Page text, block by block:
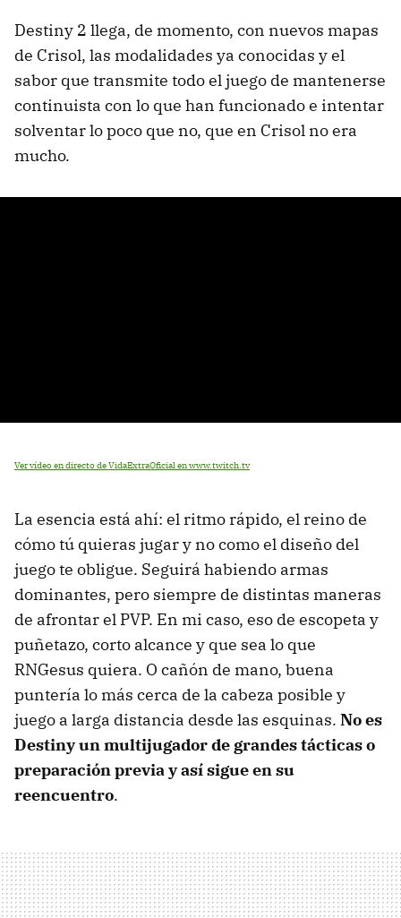
Destiny 2 llega, de momento, con nuevos mapas
de Crisol, las modalidades ya conocidas y el
sabor que transmite todo el juego de mantenerse
continuista con lo que han funcionado e intentar
solventar lo poco que no, que en Crisol no era
mucho.
Ver vídeo en directo de VidaExtraOficial en www.twitch.tv
La esencia está ahí: el ritmo rápido, el reino de
cómo tú quieras jugar y no como el diseño del
juego te obligue. Seguirá habiendo armas
dominantes, pero siempre de distintas maneras
de afrontar el PVP. En mi caso, eso de escopeta y
puñetazo, corto alcance y que sea lo que
RNGesus quiera. O cañón de mano, buena
puntería lo más cerca de la cabeza posible y
juego a larga distancia desde las esquinas. No es
Destiny un multijugador de grandes tácticas o
preparación previa y así sigue en su
reencuentro.